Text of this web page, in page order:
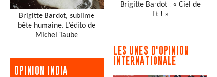
Brigitte Bardot, sublime
bête humaine. L’édito de
Michel Taube
OPINION INDIA
Brigitte Bardot : « Ciel de
lit ! »
LES UNES D'OPINION
INTERNATIONALE